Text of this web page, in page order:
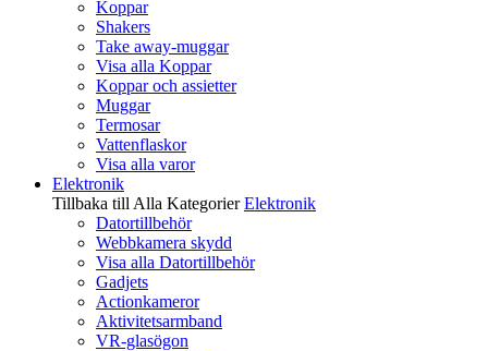
Koppar
Shakers
Take away-muggar
Visa alla Koppar
Koppar och assietter
Muggar
Termosar
Vattenflaskor
Visa alla varor
Elektronik
Tillbaka till Alla Kategorier Elektronik
Datortillbehör
Webbkamera skydd
Visa alla Datortillbehör
Gadjets
Actionkameror
Aktivitetsarmband
VR-glasögon